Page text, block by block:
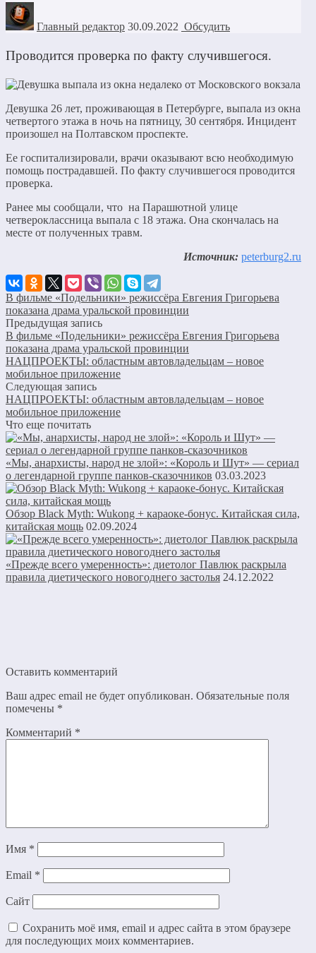
Главный редактор 30.09.2022 Обсудить
Проводится проверка по факту случившегося.
Девушка 26 лет, проживающая в Петербурге, выпала из окна
четвертого этажа в ночь на пятницу, 30 сентября. Инцидент
произошел на Полтавском проспекте.
Ее госпитализировали, врачи оказывают всю необходимую
помощь пострадавшей. По факту случившегося проводится
проверка.
Ранее мы сообщали, что на Парашютной улице
четвероклассница выпала с 18 этажа. Она скончалась на
месте от полученных травм.
Источник: peterburg2.ru
В фильме «Подельники» режиссёра Евгения Григорьева
показана драма уральской провинции
Предыдущая запись
В фильме «Подельники» режиссёра Евгения Григорьева
показана драма уральской провинции
НАЦПРОЕКТЫ: областным автовладельцам – новое
мобильное приложение
Следующая запись
НАЦПРОЕКТЫ: областным автовладельцам – новое
мобильное приложение
Что еще почитать
«Мы, анархисты, народ не злой»: «Король и Шут» — сериал
о легендарной группе панков-сказочников 03.03.2023
Обзор Black Myth: Wukong + караоке-бонус. Китайская сила,
китайская мощь 02.09.2024
«Прежде всего умеренность»: диетолог Павлюк раскрыла
правила диетического новогоднего застолья 24.12.2022
Оставить комментарий
Ваш адрес email не будет опубликован. Обязательные поля
помечены *
Комментарий *
Имя *
Email *
Сайт
Сохранить моё имя, email и адрес сайта в этом браузере
для последующих моих комментариев.